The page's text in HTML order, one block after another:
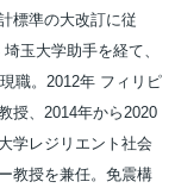
標準の大改訂に従
玉大学助手を経て、
職。2012年 フィリピ
授、2014年から2020
学レジリエント社会
教授を兼任。免震構